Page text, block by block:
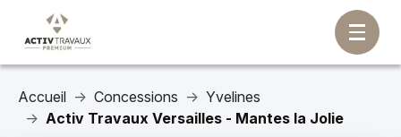
Accueil Concessions
Yvelines
Activ Travaux Versailles - Mantes la Jolie